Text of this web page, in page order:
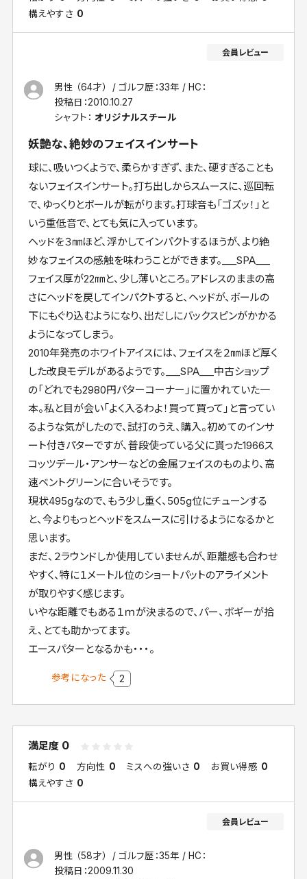
構えやすさ 0
男性 （64才） ゴルフ歴：33年
HC：
投稿日：2010.10.27
シャフト： オリジナルスチール
妖艶な、絶妙のフェイスインサート
球に、吸いつくようで、柔らかすぎず、また、硬すぎることも
ないフェイスインサート。打ち出しからスムースに、巡回転
で、ゆっくりとボールが転がります。打球音も「ゴズッ！」と
いう重低音で、とても気に入っています。
ヘッドを３㎜ほど、浮かしてインパクトするほうが、より絶
妙なフェイスの感触を味わうことができます。___SPA___
フェイス厚が22㎜と、少し薄いところ。アドレスのままの高
さにヘッドを戻してインパクトすると、ヘッドが、ボールの
下にもぐり込むようになり、出だしにバックスピンがかかる
ようになってしまう。
2010年発売のホワイトアイスには、フェイスを２㎜ほど厚く
した改良モデルがあるようです。___SPA___中古ショップ
の「どれでも2980円パターコーナー」に置かれていた一
本。私と目が会い「よく入るわよ！買って買って」と言ってい
るような気がしたので、試打のうえ、購入。初めてのインサ
ート付きパターですが、普段使っている父に貰った1966ス
コッツデール・アンサーなどの金属フェイスのものより、高
速ベントグリーンに合いそうです。
現状495gなので、もう少し重く、505g位にチューンする
と、今よりもっとヘッドをスムースに引けるようになるかと
思います。
まだ、２ラウンドしか使用していませんが、距離感も合わせ
やすく、特に１メートル位のショートパットのアライメント
が取りやすく感じます。
いやな距離でもある１ｍが決まるので、パー、ボギーが拾
え、とても助かってます。
エースパターとなるかも・・・。
参考になった 2
満足度 0
転がり 0 方向性 0 ミスへの強いさ 0 お買い得感 0
構えやすさ 0
男性 （58才） ゴルフ歴：35年
HC：
投稿日：2009.11.30